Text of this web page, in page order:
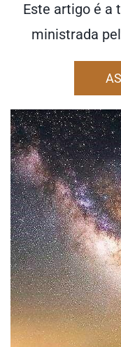
Este artigo é a
ministrada